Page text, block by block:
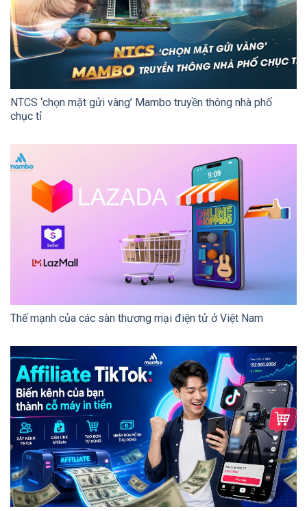
NTCS ‘chọn mặt gửi vàng’ Mambo truyền thông nhà phố
chục tỉ
Thế mạnh của các sàn thương mại điện tử ở Việt Nam